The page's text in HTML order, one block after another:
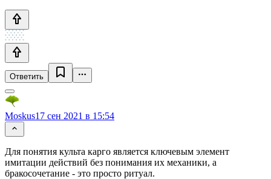
Ответить
Moskus17 сен 2021 в 15:54
Для понятия культа карго является ключевым элемент
имитации действий без понимания их механики, а
бракосочетание - это просто ритуал.